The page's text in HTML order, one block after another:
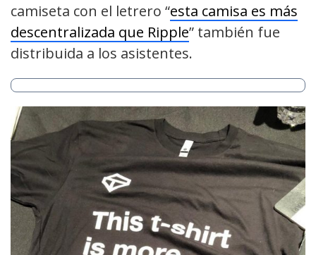
camiseta con el letrero “esta camisa es más
descentralizada que Ripple” también fue
distribuida a los asistentes.